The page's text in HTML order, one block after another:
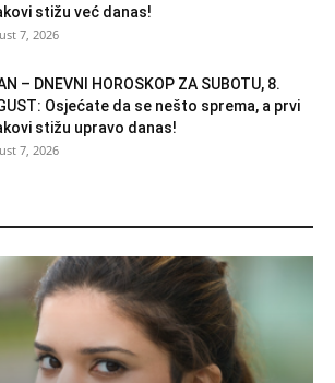
stižu već danas!
7, 2026
– DNEVNI HOROSKOP ZA SUBOTU, 8.
Osjećate da se nešto sprema, a prvi
stižu upravo danas!
7, 2026